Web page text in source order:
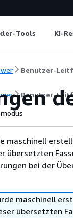
Tools KI-
Benutzer-
Benutzer-
maschinell
übersetzten
bei der
maschinell
übersetzten